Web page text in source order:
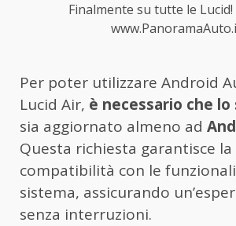
Finalmente su tutte le Lucid!
Per poter utilizzare Android
Lucid Air, è necessario che
sia aggiornato almeno ad
Questa richiesta garantisce la
compatibilità con le
sistema, assicurando
senza interruzioni.